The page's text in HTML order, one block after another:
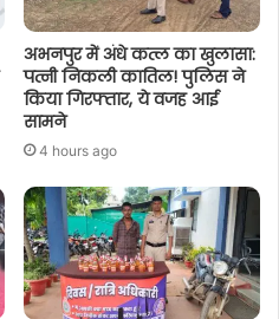
अभनपुर में अंधे कत्ल का खुलासा:
पत्नी निकली कातिल! पुलिस ने
किया गिरफ्तार, ये वजह आई
सामने
4 hours ago